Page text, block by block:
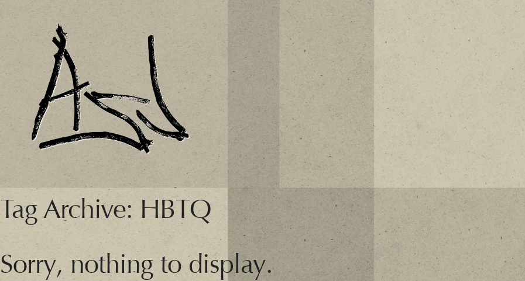
Tag Archive: HBTQ
Sorry, nothing to display.